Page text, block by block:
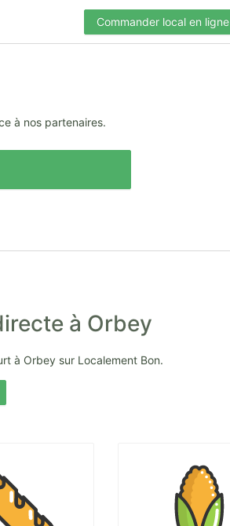
Commander local en ligne
à nos partenaires.
à Orbey
à Orbey sur Localement Bon.